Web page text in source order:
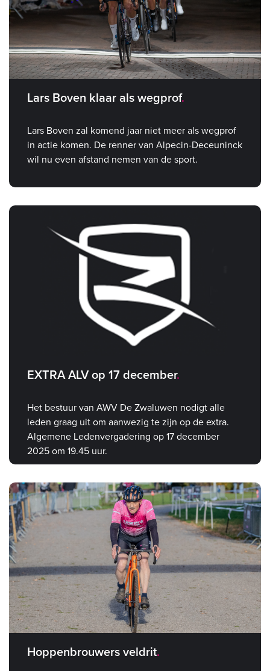
Lars Boven klaar als wegprof
Lars Boven zal komend jaar niet meer als wegprof
in actie komen. De renner van Alpecin-Deceuninck
wil nu even afstand nemen van de sport.
EXTRA ALV op 17 december
Het bestuur van AWV De Zwaluwen nodigt alle
leden graag uit om aanwezig te zijn op de extra.
Algemene Ledenvergadering op 17 december
2025 om 19.45 uur.
Hoppenbrouwers veldrit